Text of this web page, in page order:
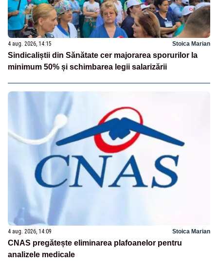
4 aug. 2026, 14:15 Stoica Marian
Sindicaliștii din Sănătate cer majorarea sporurilor la
minimum 50% și schimbarea legii salarizării
4 aug. 2026, 14:09 Stoica Marian
CNAS pregătește eliminarea plafoanelor pentru
analizele medicale